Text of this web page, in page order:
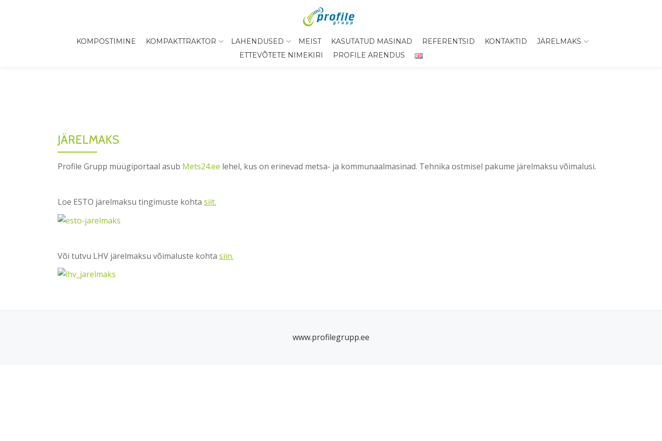
KOMPOSTIMINE KOMPAKTTRAKTOR LAHENDUSED MEIST KASUTATUD MASINAD REFERENTSID KONTAKTID
JÄRELMAKS
ETTEVÕTETE NIMEKIRI
PROFILE ARENDUS
JÄRELMAKS
Profile Grupp müügiportaal asub Mets24.ee lehel, kus on erinevad metsa- ja kommunaalmasinad. Tehnika ostmisel pakume järelmaksu võimalusi.
Loe ESTO järelmaksu tingimuste kohta siit.
Või tutvu LHV järelmaksu võimaluste kohta siin.
www.profilegrupp.ee